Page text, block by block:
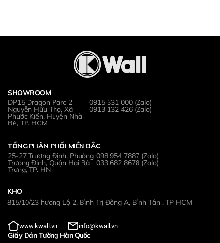
SHOWROOM
DP15 Dragon Parc 2
Nguyễn Hữu Thọ, Xã
Phước Kiển, Huyện Nhà
Bè, TP. HCM
0915 331 000 (Zalo)
0913 132 426 (Zalo)
TỔNG PHÂN PHỐI MIỀN BẮC
25-27 Trương Định, Phường
Trương Định, Quận Hai Bà
Trưng, TP. HN
098 954 7887 (Zalo)
033 682 8678 (Zalo)
KHO
815/10/23 hương Lộ 2, Bình Trị Đông A, Bình Tân , TP HCM
www.kwall.vn info@kwall.vn
Giấy Dán Tường Hàn Quốc